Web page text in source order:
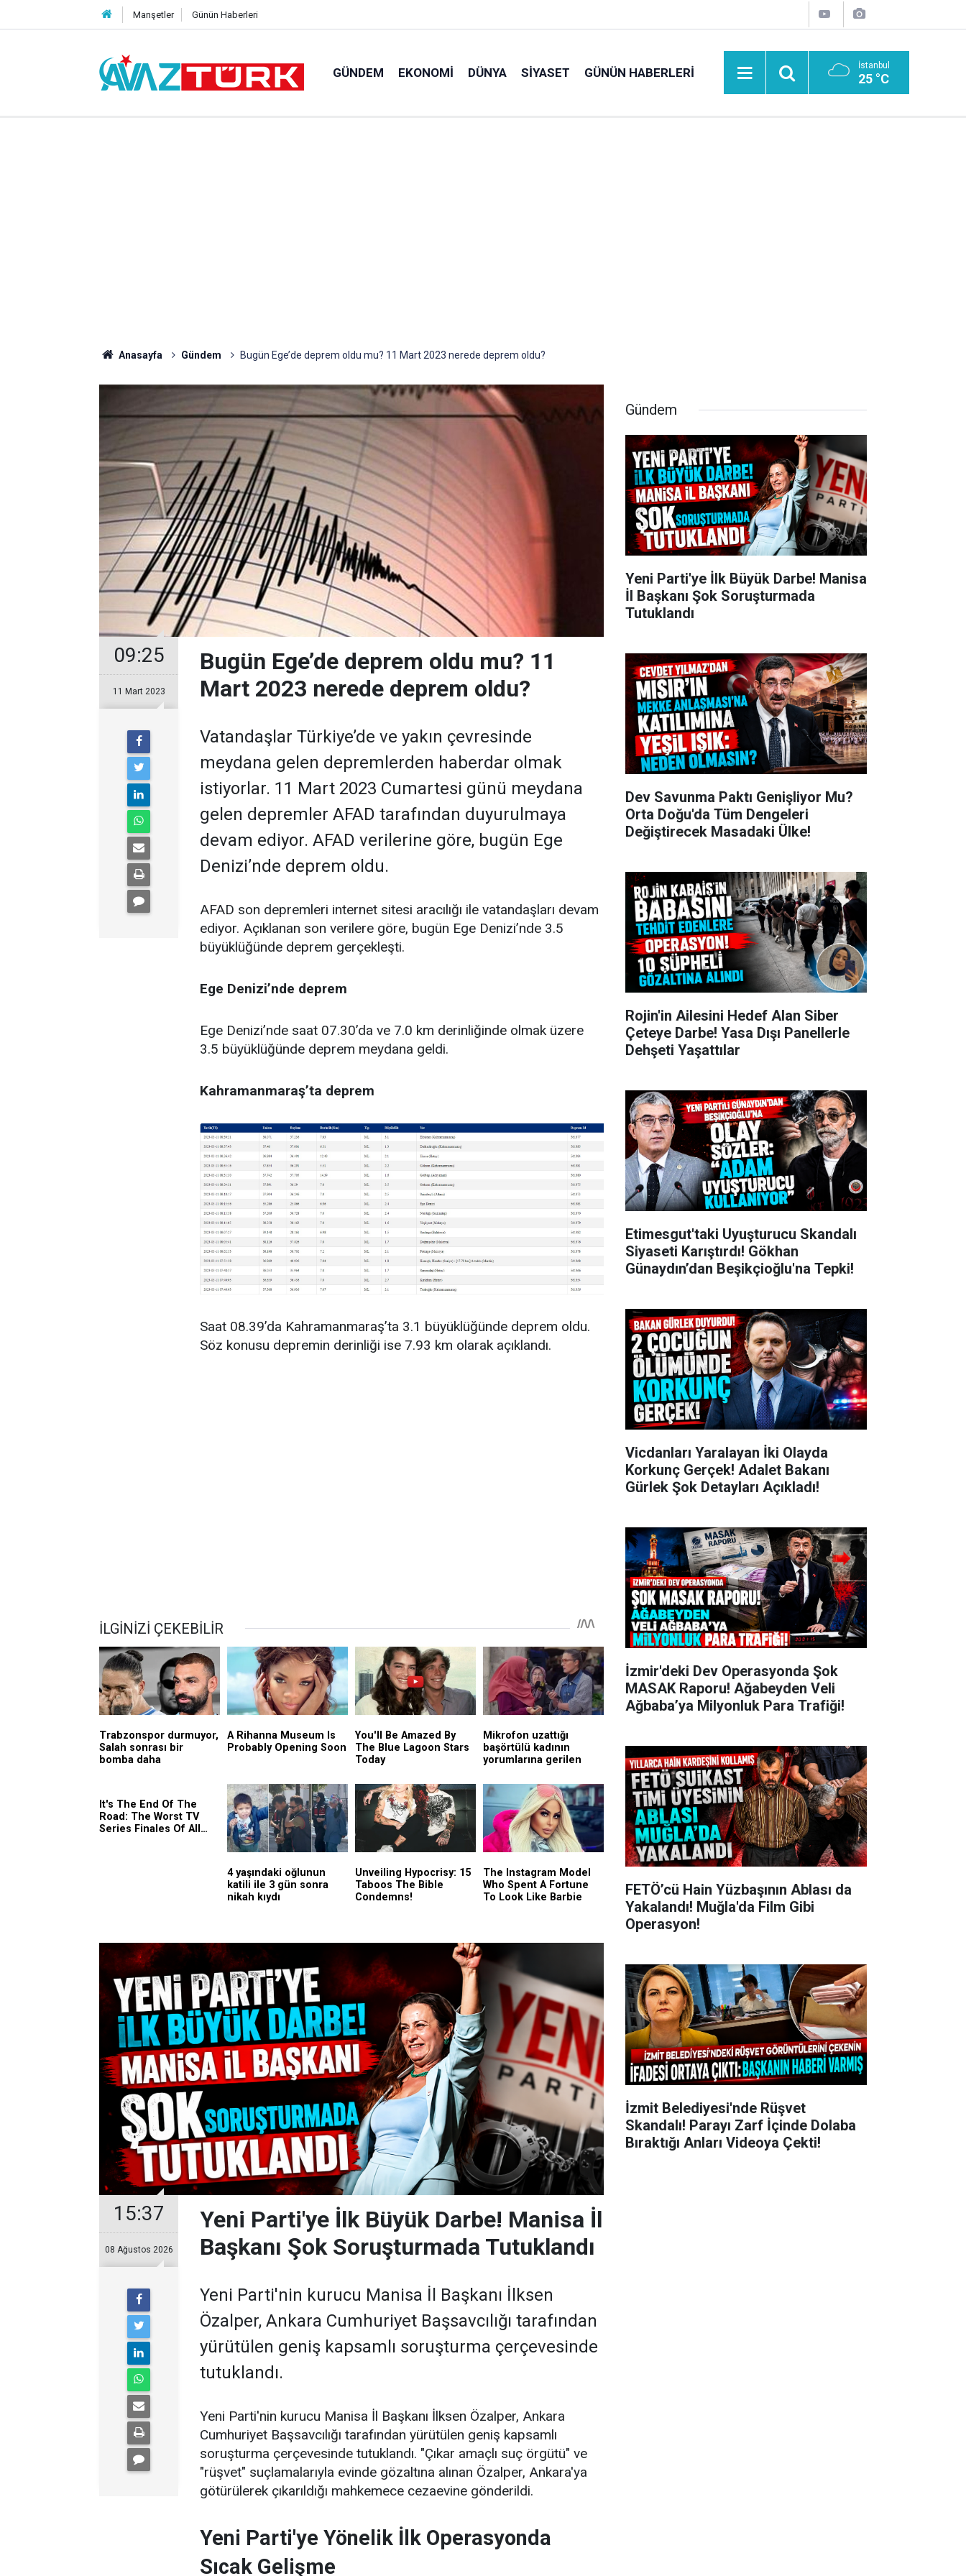
Manşetler Günün Haberleri
GÜNDEM EKONOMI DÜNYA SIYASET GÜNÜN HABERLERI İstanbul
25 °C
Anasayfa Gündem Bugün Ege’de deprem oldu mu? 11 Mart 2023 nerede deprem oldu?
09:25
11 Mart 2023
Bugün Ege’de deprem oldu mu? 11
Mart 2023 nerede deprem oldu?
Vatandaşlar Türkiye’de ve yakın çevresinde
meydana gelen depremlerden haberdar olmak
istiyorlar. 11 Mart 2023 Cumartesi günü meydana
gelen depremler AFAD tarafından duyurulmaya
devam ediyor. AFAD verilerine göre, bugün Ege
Denizi’nde deprem oldu.
AFAD son depremleri internet sitesi aracılığı ile vatandaşları devam
ediyor. Açıklanan son verilere göre, bugün Ege Denizi’nde 3.5
büyüklüğünde deprem gerçekleşti.
Ege Denizi’nde deprem
Ege Denizi’nde saat 07.30’da ve 7.0 km derinliğinde olmak üzere
3.5 büyüklüğünde deprem meydana geldi.
Kahramanmaraş’ta deprem
Saat 08.39’da Kahramanmaraş’ta 3.1 büyüklüğünde deprem oldu.
Söz konusu depremin derinliği ise 7.93 km olarak açıklandı.
15:37
08 Ağustos 2026
Yeni Parti'ye İlk Büyük Darbe! Manisa İl
Başkanı Şok Soruşturmada Tutuklandı
Yeni Parti'nin kurucu Manisa İl Başkanı İlksen
Özalper, Ankara Cumhuriyet Başsavcılığı tarafından
yürütülen geniş kapsamlı soruşturma çerçevesinde
tutuklandı.
Yeni Parti'nin kurucu Manisa İl Başkanı İlksen Özalper, Ankara
Cumhuriyet Başsavcılığı tarafından yürütülen geniş kapsamlı
soruşturma çerçevesinde tutuklandı. "Çıkar amaçlı suç örgütü" ve
"rüşvet" suçlamalarıyla evinde gözaltına alınan Özalper, Ankara'ya
götürülerek çıkarıldığı mahkemece cezaevine gönderildi.
Yeni Parti'ye Yönelik İlk Operasyonda
Sıcak Gelişme
Gündem
Yeni Parti'ye İlk Büyük Darbe! Manisa
İl Başkanı Şok Soruşturmada
Tutuklandı
Dev Savunma Paktı Genişliyor Mu?
Orta Doğu'da Tüm Dengeleri
Değiştirecek Masadaki Ülke!
Rojin'in Ailesini Hedef Alan Siber
Çeteye Darbe! Yasa Dışı Panellerle
Dehşeti Yaşattılar
Etimesgut'taki Uyuşturucu Skandalı
Siyaseti Karıştırdı! Gökhan
Günaydın’dan Beşikçioğlu'na Tepki!
Vicdanları Yaralayan İki Olayda
Korkunç Gerçek! Adalet Bakanı
Gürlek Şok Detayları Açıkladı!
İzmir'deki Dev Operasyonda Şok
MASAK Raporu! Ağabeyden Veli
Ağbaba’ya Milyonluk Para Trafiği!
FETÖ’cü Hain Yüzbaşının Ablası da
Yakalandı! Muğla'da Film Gibi
Operasyon!
İzmit Belediyesi'nde Rüşvet
Skandalı! Parayı Zarf İçinde Dolaba
Bıraktığı Anları Videoya Çekti!